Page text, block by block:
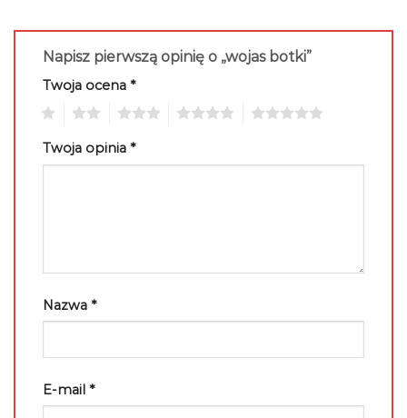
Napisz pierwszą opinię o „wojas botki”
Twoja ocena *
Twoja opinia *
Nazwa *
E-mail *